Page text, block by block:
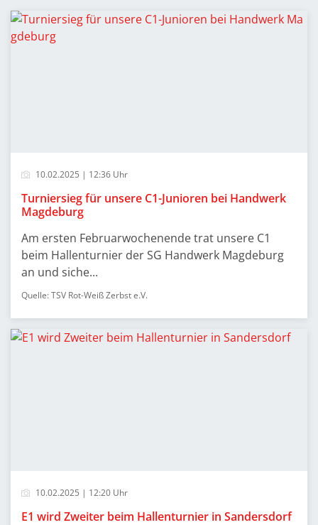
10.02.2025 | 12:36 Uhr
Turniersieg für unsere C1-Junioren bei Handwerk
Magdeburg
Am ersten Februarwochenende trat unsere C1
beim Hallenturnier der SG Handwerk Magdeburg
an und siche...
Quelle: TSV Rot-Weiß Zerbst e.V.
10.02.2025 | 12:20 Uhr
E1 wird Zweiter beim Hallenturnier in Sandersdorf